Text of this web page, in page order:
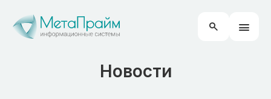
Новости